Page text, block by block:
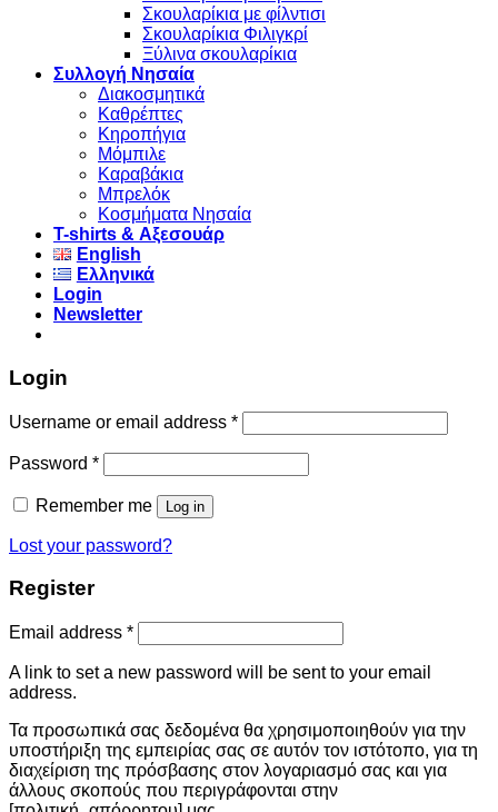
Σκουλαρίκια με φίλντισι
Σκουλαρίκια Φιλιγκρί
Ξύλινα σκουλαρίκια
Συλλογή Νησαία
Διακοσμητικά
Καθρέπτες
Κηροπήγια
Μόμπιλε
Καραβάκια
Μπρελόκ
Κοσμήματα Νησαία
Τ-shirts & Αξεσουάρ
English
Ελληνικά
Login
Newsletter
Login
Username or email address *
Password *
Remember me Log in
Lost your password?
Register
Email address *
A link to set a new password will be sent to your email
address.
Τα προσωπικά σας δεδομένα θα χρησιμοποιηθούν για την
υποστήριξη της εμπειρίας σας σε αυτόν τον ιστότοπο, για τη
διαχείριση της πρόσβασης στον λογαριασμό σας και για
άλλους σκοπούς που περιγράφονται στην